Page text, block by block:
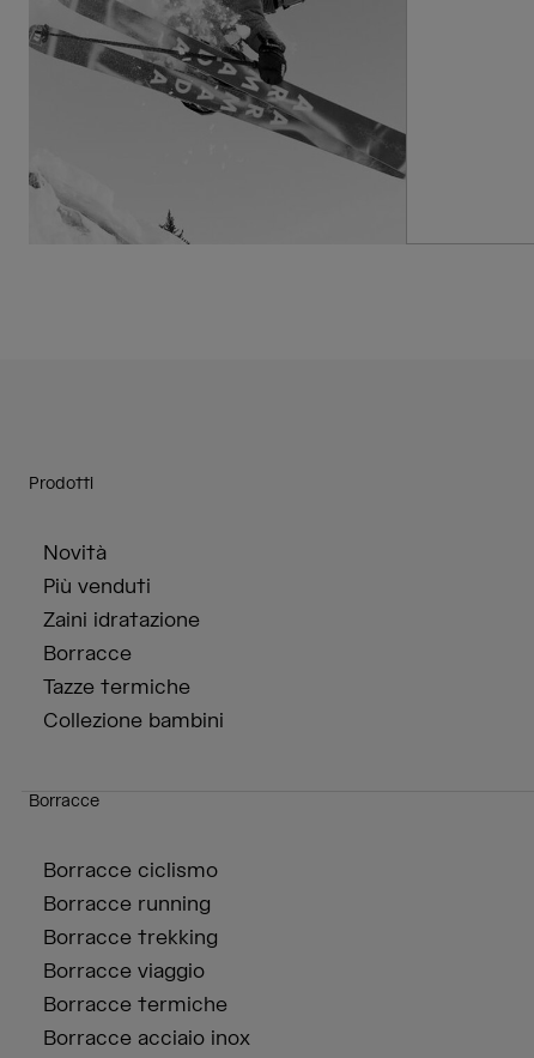
Prodotti
Novità
Più venduti
Zaini idratazione
Borracce
Tazze termiche
Collezione bambini
Borracce
Borracce ciclismo
Borracce running
Borracce trekking
Borracce viaggio
Borracce termiche
Borracce acciaio inox